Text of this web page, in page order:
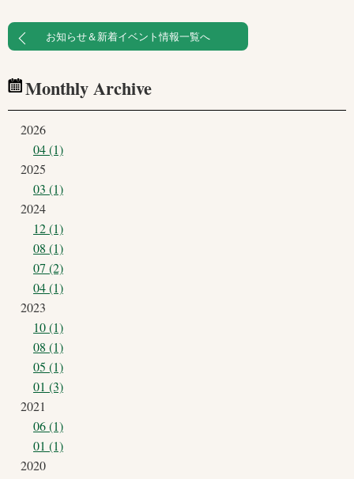
お知らせ＆新着イベント情報一覧へ
Monthly Archive
2026
04 (1)
2025
03 (1)
2024
12 (1)
08 (1)
07 (2)
04 (1)
2023
10 (1)
08 (1)
05 (1)
01 (3)
2021
06 (1)
01 (1)
2020